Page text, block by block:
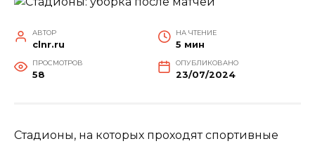
АВТОР
clnr.ru
НА ЧТЕНИЕ
5 мин
ПРОСМОТРОВ
58
ОПУБЛИКОВАНО
23/07/2024
Стадионы, на которых проходят спортивные